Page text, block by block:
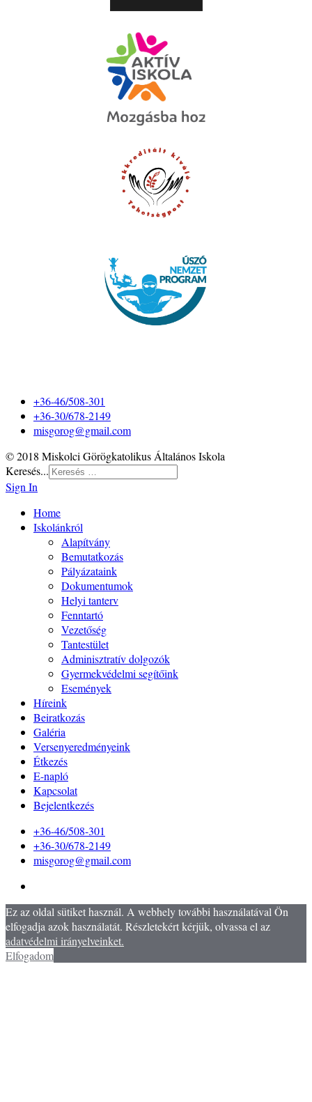
+36-46/508-301
+36-30/678-2149
misgorog@gmail.com
© 2018 Miskolci Görögkatolikus Általános Iskola
Keresés...
Sign In
Home
Iskolánkról
Alapítvány
Bemutatkozás
Pályázataink
Dokumentumok
Helyi tanterv
Fenntartó
Vezetőség
Tantestület
Adminisztratív dolgozók
Gyermekvédelmi segítőink
Események
Híreink
Beiratkozás
Galéria
Versenyeredményeink
Étkezés
E-napló
Kapcsolat
Bejelentkezés
+36-46/508-301
+36-30/678-2149
misgorog@gmail.com
Ez az oldal sütiket használ. A webhely további használatával Ön
elfogadja azok használatát. Részletekért kérjük, olvassa el az
adatvédelmi irányelveinket.
Elfogadom